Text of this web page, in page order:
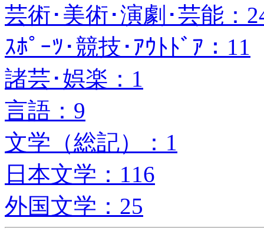
芸術･美術･演劇･芸能：
ｽﾎﾟｰﾂ･競技･ｱｳﾄﾄﾞｱ：11
諸芸･娯楽：1
言語：9
文学（総記）：1
日本文学：116
外国文学：25